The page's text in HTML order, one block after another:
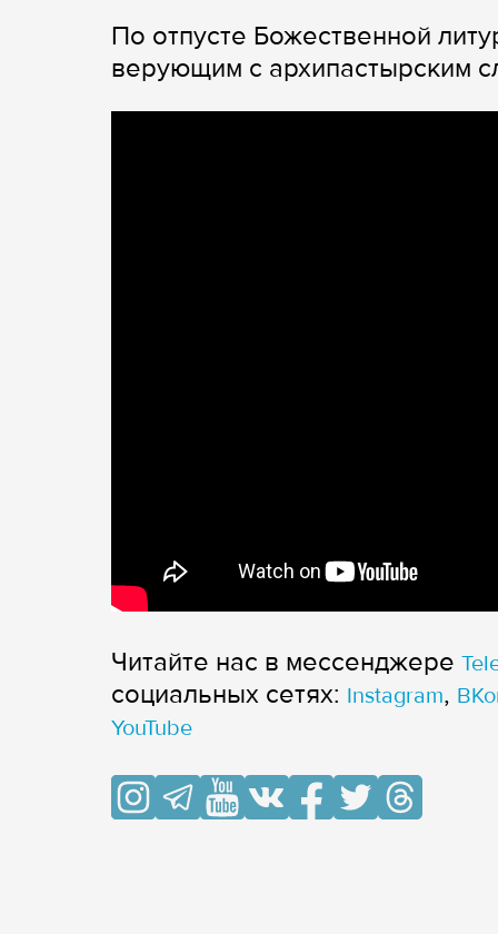
По отпусте Божественной
верующим с архипастырским
Читайте нас в мессенджере
cоциальных сетях: Instagram,
YouTube